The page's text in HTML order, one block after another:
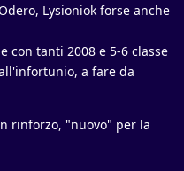
Lysioniok forse anche
con tanti 2008 e 5-6 classe
a fare da
rinforzo, "nuovo" per la